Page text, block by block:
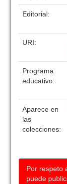
Editorial:
URI:
Programa
educativo:
Aparece en
las
colecciones:
Por respeto
puede